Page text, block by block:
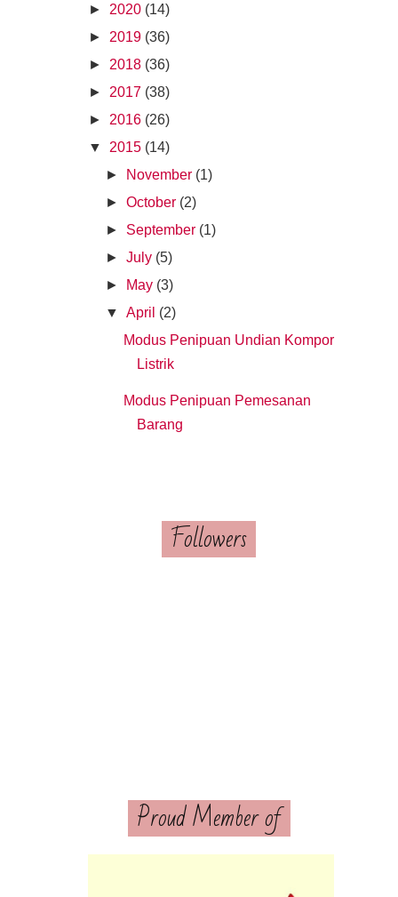
► 2020 (14)
► 2019 (36)
► 2018 (36)
► 2017 (38)
► 2016 (26)
▼
2015 (14)
►
November (1)
►October (2)
► September (1)
►July (5)
►
May (3)
▼
April (2)
Modus Penipuan Undian Kompor
Listrik
Modus Penipuan Pemesanan
Barang
Followers
Proud Member of